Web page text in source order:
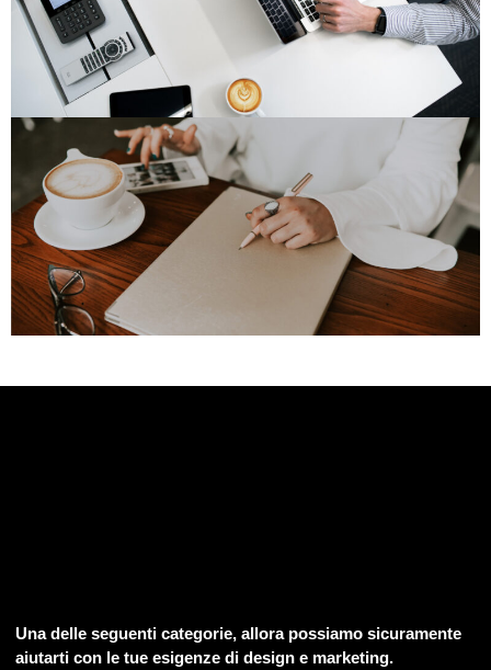
Una delle seguenti categorie, allora possiamo sicuramente
aiutarti con le tue esigenze di design e marketing.